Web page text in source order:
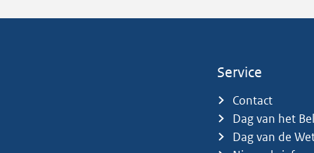
Service
Contact
Dag van het
Dag van de